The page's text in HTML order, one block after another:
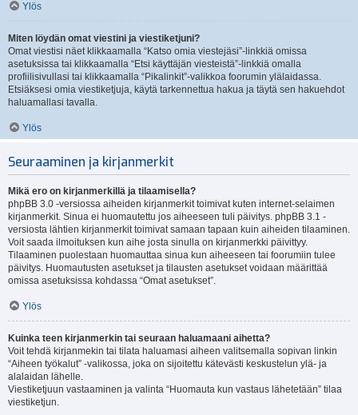
Ylös
Miten löydän omat viestini ja viestiketjuni?
Omat viestisi näet klikkaamalla “Katso omia viestejäsi”-linkkiä omissa
asetuksissa tai klikkaamalla “Etsi käyttäjän viesteistä”-linkkiä omalla
profiilisivullasi tai klikkaamalla “Pikalinkit”-valikkoa foorumin ylälaidassa.
Etsiäksesi omia viestiketjuja, käytä tarkennettua hakua ja täytä sen hakuehdot
haluamallasi tavalla.
Ylös
Seuraaminen ja kirjanmerkit
Mikä ero on kirjanmerkillä ja tilaamisella?
phpBB 3.0 -versiossa aiheiden kirjanmerkit toimivat kuten internet-selaimen
kirjanmerkit. Sinua ei huomautettu jos aiheeseen tuli päivitys. phpBB 3.1 -
versiosta lähtien kirjanmerkit toimivat samaan tapaan kuin aiheiden tilaaminen.
Voit saada ilmoituksen kun aihe josta sinulla on kirjanmerkki päivittyy.
Tilaaminen puolestaan huomauttaa sinua kun aiheeseen tai foorumiin tulee
päivitys. Huomautusten asetukset ja tilausten asetukset voidaan määrittää
omissa asetuksissa kohdassa “Omat asetukset”.
Ylös
Kuinka teen kirjanmerkin tai seuraan haluamaani aihetta?
Voit tehdä kirjanmekin tai tilata haluamasi aiheen valitsemalla sopivan linkin
“Aiheen työkalut” -valikossa, joka on sijoitettu kätevästi keskustelun ylä- ja
alalaidan lähelle.
Viestiketjuun vastaaminen ja valinta “Huomauta kun vastaus lähetetään” tilaa
viestiketjun.